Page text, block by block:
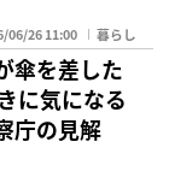
06/26 11:00 暮らし
傘を差した
に気になる
庁の見解